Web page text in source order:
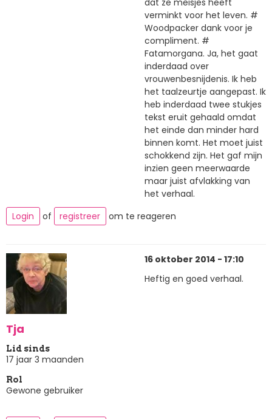
dat ze meisjes heeft
verminkt voor het leven. #
Woodpacker dank voor je
compliment. #
Fatamorgana. Ja, het gaat
inderdaad over
vrouwenbesnijdenis. Ik heb
het taalzeurtje aangepast. Ik
heb inderdaad twee stukjes
tekst eruit gehaald omdat
het einde dan minder hard
binnen komt. Het moet juist
schokkend zijn. Het gaf mijn
inzien geen meerwaarde
maar juist afvlakking van
het verhaal.
Login
of registreer om te reageren
Tja
Lid sinds
17 jaar 3 maanden
Rol
Gewone gebruiker
16 oktober 2014 - 17:10
Heftig en goed verhaal.